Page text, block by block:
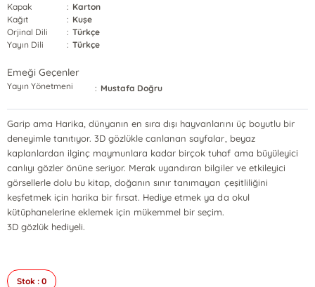
Kapak
: Karton
Kağıt
: Kuşe
Orjinal Dili
: Türkçe
Yayın Dili
: Türkçe
Emeği Geçenler
Yayın Yönetmeni : Mustafa Doğru
Garip ama Harika, dünyanın en sıra dışı hayvanlarını üç boyutlu bir
deneyimle tanıtıyor. 3D gözlükle canlanan sayfalar, beyaz
kaplanlardan ilginç maymunlara kadar birçok tuhaf ama büyüleyici
canlıyı gözler önüne seriyor. Merak uyandıran bilgiler ve etkileyici
görsellerle dolu bu kitap, doğanın sınır tanımayan çeşitliliğini
keşfetmek için harika bir fırsat. Hediye etmek ya da okul
kütüphanelerine eklemek için mükemmel bir seçim.
3D gözlük hediyeli.
Stok : 0